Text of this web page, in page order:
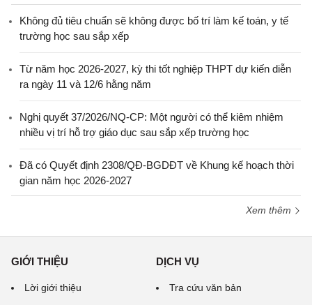
Không đủ tiêu chuẩn sẽ không được bố trí làm kế toán, y tế
trường học sau sắp xếp
Từ năm học 2026-2027, kỳ thi tốt nghiệp THPT dự kiến diễn
ra ngày 11 và 12/6 hằng năm
Nghị quyết 37/2026/NQ-CP: Một người có thể kiêm nhiệm
nhiều vị trí hỗ trợ giáo dục sau sắp xếp trường học
Đã có Quyết định 2308/QĐ-BGDĐT về Khung kế hoạch thời
gian năm học 2026-2027
Xem thêm
GIỚI THIỆU
Lời giới thiệu
DỊCH VỤ
Tra cứu văn bản